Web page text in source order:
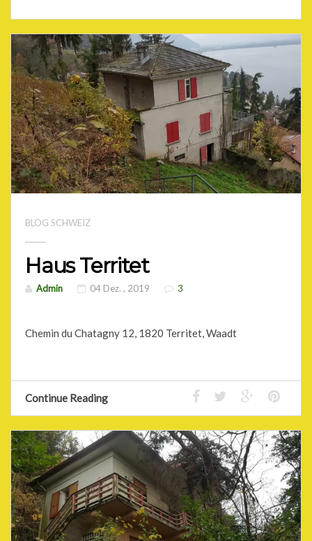
BLOG SCHWEIZ
Haus Territet
Admin 04 Dez. , 2019 3
Chemin du Chatagny 12, 1820 Territet, Waadt
Continue Reading